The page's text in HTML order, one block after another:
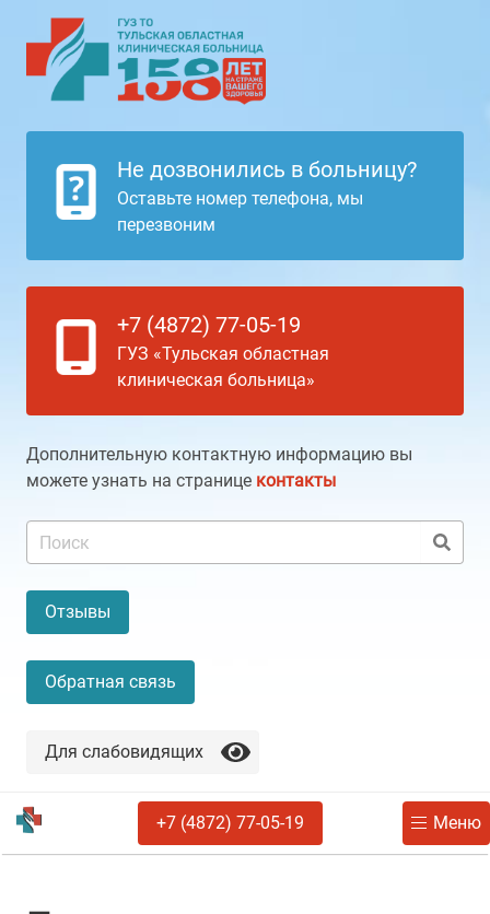
Не дозвонились в больницу?
Оставьте номер телефона, мы
перезвоним
+7 (4872) 77-05-19
ГУЗ «Тульская областная
клиническая больница»
Дополнительную контактную информацию вы
можете узнать на странице контакты
Отзывы
Обратная связь
Для слабовидящих
+7 (4872) 77-05-19 Меню